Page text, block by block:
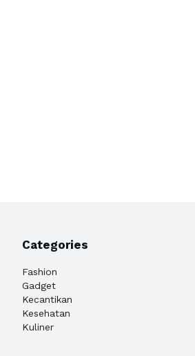
Categories
Fashion
Gadget
Kecantikan
Kesehatan
Kuliner